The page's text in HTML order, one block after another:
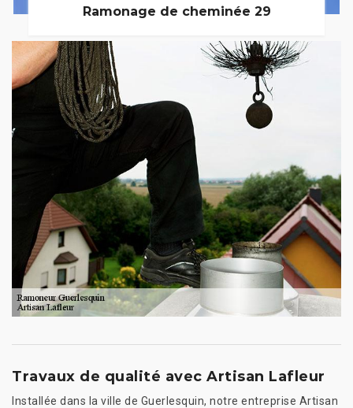
Ramonage de cheminée 29
Travaux de qualité avec Artisan Lafleur
Installée dans la ville de Guerlesquin, notre entreprise Artisan